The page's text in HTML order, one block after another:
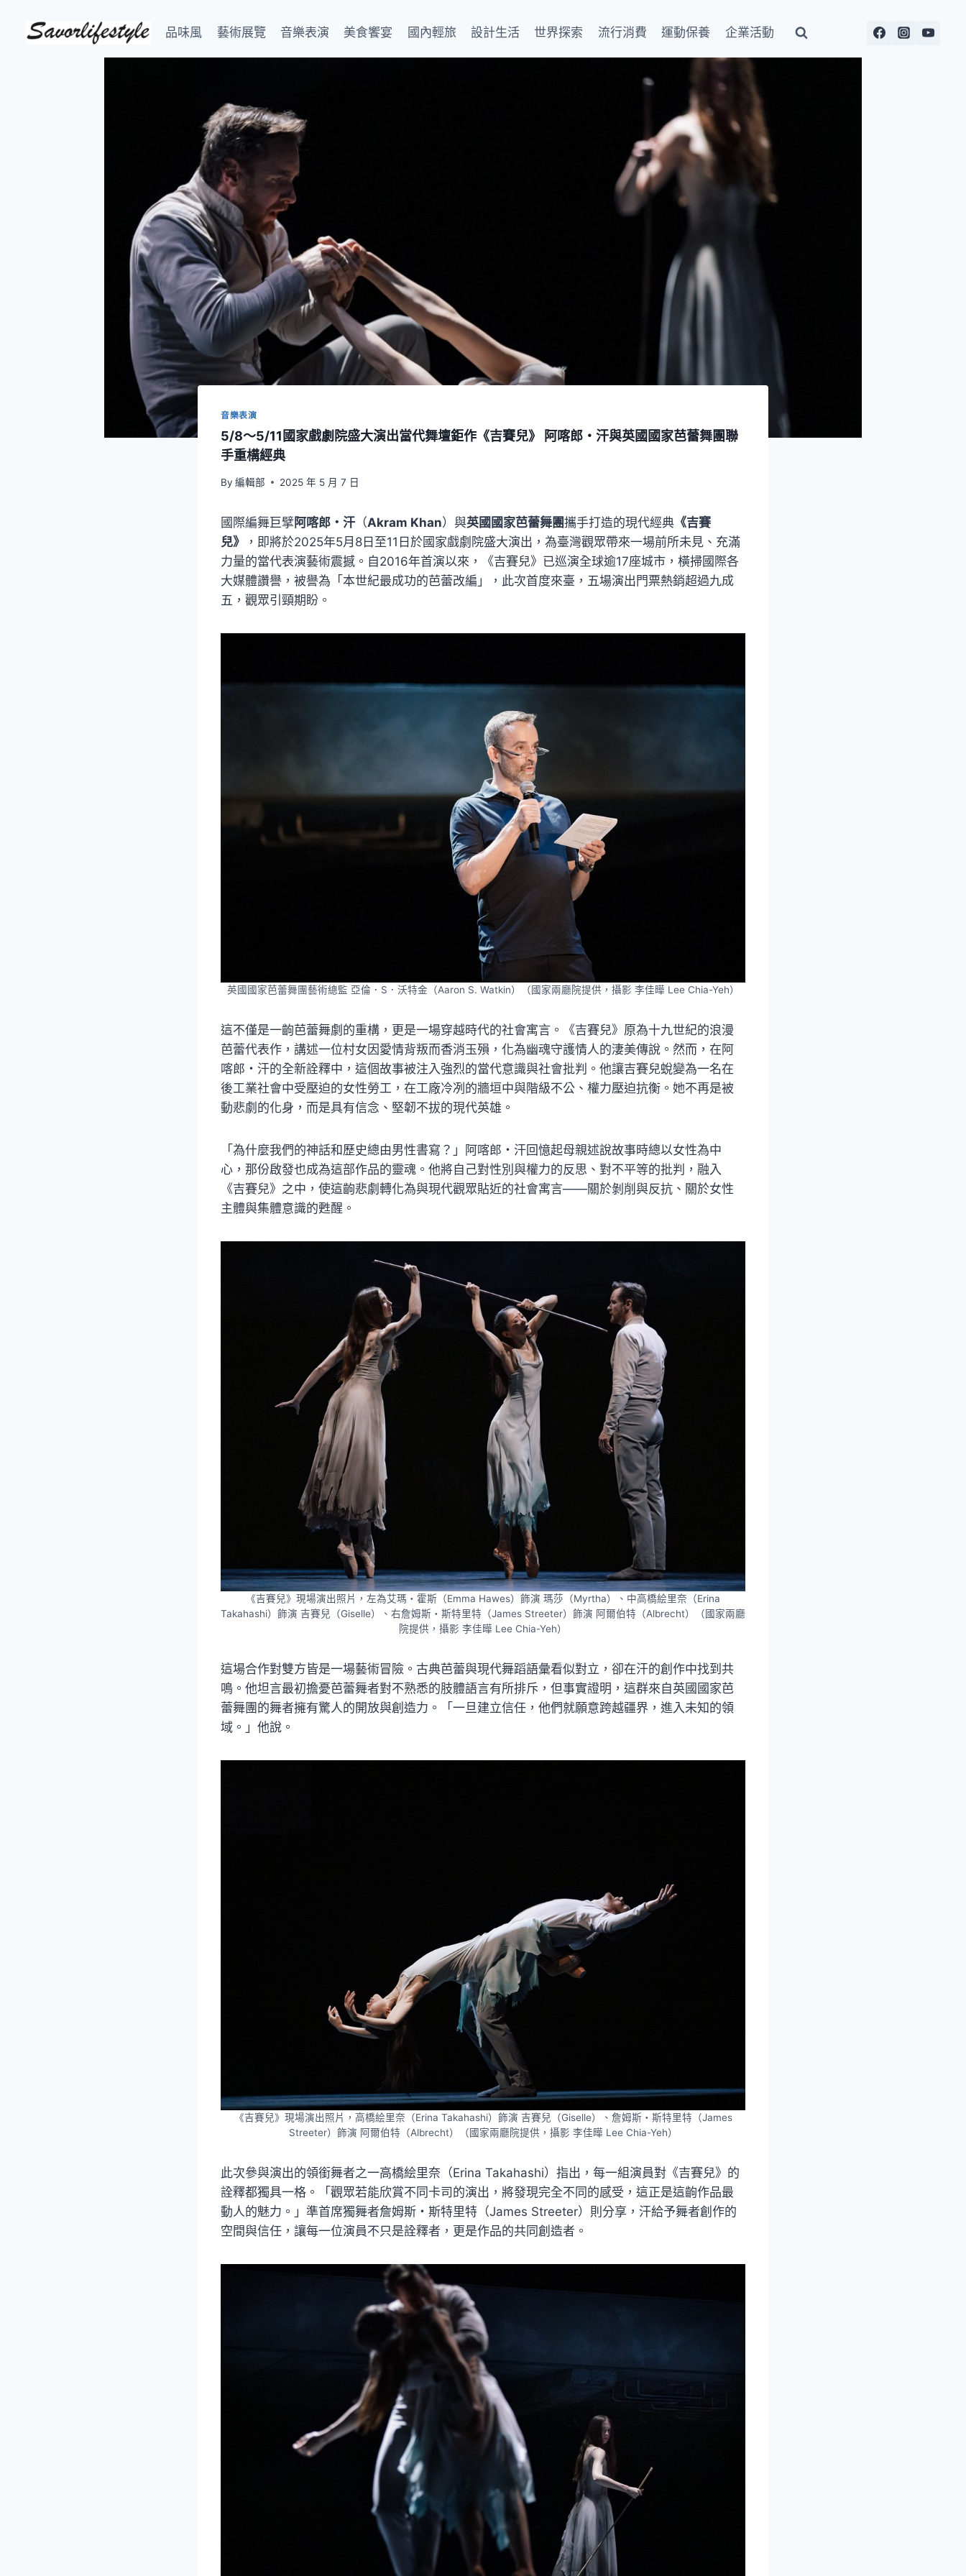
品味風 藝術展覽 音樂表演 美食饗宴 國內輕旅 設計生活 世界探索 流行消費 運動保養 企業活動
音樂表演
5/8～5/11國家戲劇院盛大演出當代舞壇鉅作《吉賽兒》 阿喀郎・汗與英國國家芭蕾舞團聯
手重構經典
By 編輯部 2025 年 5 月 7 日
國際編舞巨擘阿喀郎・汗 （Akram Khan）與英國國家芭蕾舞團攜手打造的現代經典 《吉賽
兒》
，即將於2025年5月8日至11日於國家戲劇院盛大演出，為臺灣觀眾帶來一場前所未見、充滿
力量的當代表演藝術震撼。自2016年首演以來，《吉賽兒》已巡演全球逾17座城市，橫掃國際各
大媒體讚譽，被譽為「本世紀最成功的芭蕾改編」，此次首度來臺，五場演出門票熱銷超過九成
五，觀眾引頸期盼。
英國國家芭蕾舞團藝術總監 亞倫．S．沃特金（Aaron S. Watkin）（國家兩廳院提供，攝影 李佳曄 Lee Chia-Yeh）
這不僅是一齣芭蕾舞劇的重構，更是一場穿越時代的社會寓言。《吉賽兒》原為十九世紀的浪漫
芭蕾代表作，講述一位村女因愛情背叛而香消玉殞，化為幽魂守護情人的淒美傳說。然而，在阿
喀郎・汗的全新詮釋中，這個故事被注入強烈的當代意識與社會批判。他讓吉賽兒蛻變為一名在
後工業社會中受壓迫的女性勞工，在工廠冷冽的牆垣中與階級不公、權力壓迫抗衡。她不再是被
動悲劇的化身，而是具有信念、堅韌不拔的現代英雄。
「為什麼我們的神話和歷史總由男性書寫？」阿喀郎・汗回憶起母親述說故事時總以女性為中
心，那份啟發也成為這部作品的靈魂。他將自己對性別與權力的反思、對不平等的批判，融入
《吉賽兒》之中，使這齣悲劇轉化為與現代觀眾貼近的社會寓言——關於剝削與反抗、關於女性
主體與集體意識的甦醒。
《吉賽兒》現場演出照片，左為艾瑪・霍斯（Emma Hawes）飾演 瑪莎（Myrtha）、中高橋絵里奈（Erina
Takahashi）飾演 吉賽兒（Giselle）、右詹姆斯・斯特里特（James Streeter）飾演 阿爾伯特（Albrecht）（國家兩廳
院提供，攝影 李佳曄 Lee Chia-Yeh）
這場合作對雙方皆是一場藝術冒險。古典芭蕾與現代舞蹈語彙看似對立，卻在汗的創作中找到共
鳴。他坦言最初擔憂芭蕾舞者對不熟悉的肢體語言有所排斥，但事實證明，這群來自英國國家芭
蕾舞團的舞者擁有驚人的開放與創造力。「一旦建立信任，他們就願意跨越疆界，進入未知的領
域。」他說。
《吉賽兒》現場演出照片，高橋絵里奈（Erina Takahashi）飾演 吉賽兒（Giselle）、詹姆斯・斯特里特（James
Streeter）飾演 阿爾伯特（Albrecht）（國家兩廳院提供，攝影 李佳曄 Lee Chia-Yeh）
此次參與演出的領銜舞者之一高橋絵里奈（Erina Takahashi）指出，每一組演員對《吉賽兒》的
詮釋都獨具一格。「觀眾若能欣賞不同卡司的演出，將發現完全不同的感受，這正是這齣作品最
動人的魅力。」準首席獨舞者詹姆斯・斯特里特（James Streeter）則分享，汗給予舞者創作的
空間與信任，讓每一位演員不只是詮釋者，更是作品的共同創造者。